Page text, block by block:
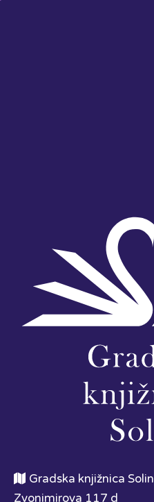
Gradska knjižnica Solin
Zvonimirova 117 d